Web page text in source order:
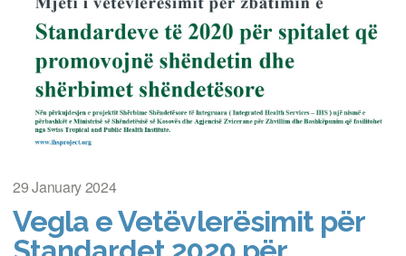
29 January 2024
Vegla e Vetëvlerësimit për